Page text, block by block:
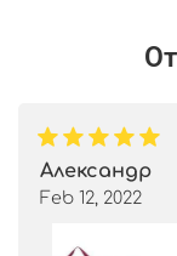
Александр
Feb 12, 2022